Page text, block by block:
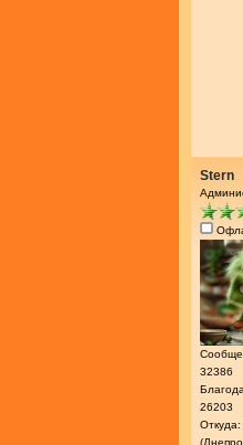
Stern
32386
26203